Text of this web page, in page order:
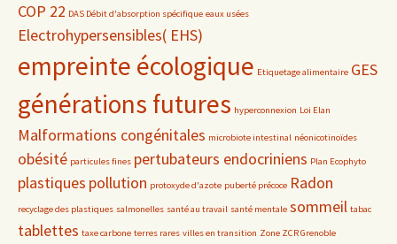
COP 22 DAS Débit d'absorption spécifique eaux usées
Electrohypersensibles( EHS)
empreinte écologique Etiquetage alimentaire GES
générations futures hyperconnexion Loi Elan
Malformations congénitales microbiote intestinal néonicotinoïdes
obésité particules fines pertubateurs endocriniens Plan Ecophyto
plastiques pollution protoxyde d'azote puberté précoce Radon
recyclage des plastiques salmonelles santé au travail santé mentale sommeil tabac
tablettes taxe carbone terres rares villes en transition Zone ZCR Grenoble